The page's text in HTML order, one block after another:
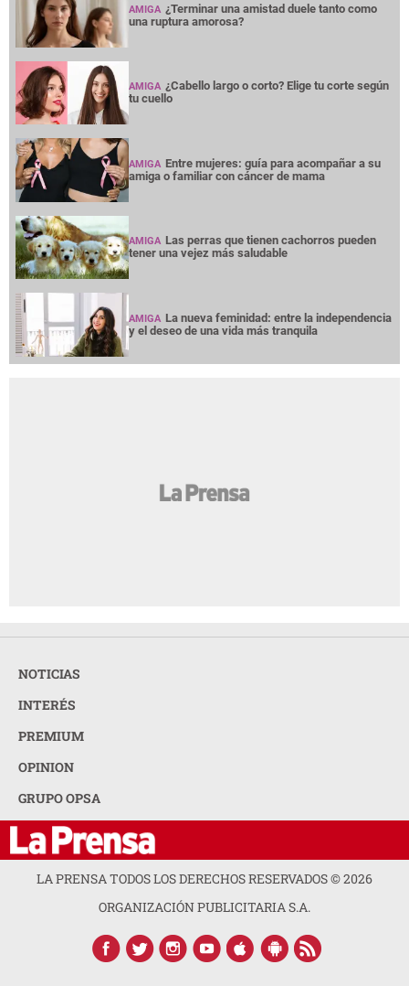
AMIGA ¿Terminar una amistad duele tanto como
una ruptura amorosa?
AMIGA ¿Cabello largo o corto? Elige tu corte según
tu cuello
AMIGA Entre mujeres: guía para acompañar a su
amiga o familiar con cáncer de mama
AMIGA Las perras que tienen cachorros pueden
tener una vejez más saludable
AMIGA La nueva feminidad: entre la independencia
y el deseo de una vida más tranquila
NOTICIAS
INTERÉS
PREMIUM
OPINION
GRUPO OPSA
LA PRENSA TODOS LOS DERECHOS RESERVADOS ©2026
ORGANIZACIÓN PUBLICITARIA S.A.